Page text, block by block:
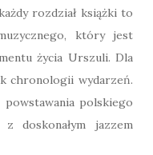
rozdział książki to
który jest
życia Urszuli. Dla
chronologii wydarzeń.
polskiego
doskonałym jazzem